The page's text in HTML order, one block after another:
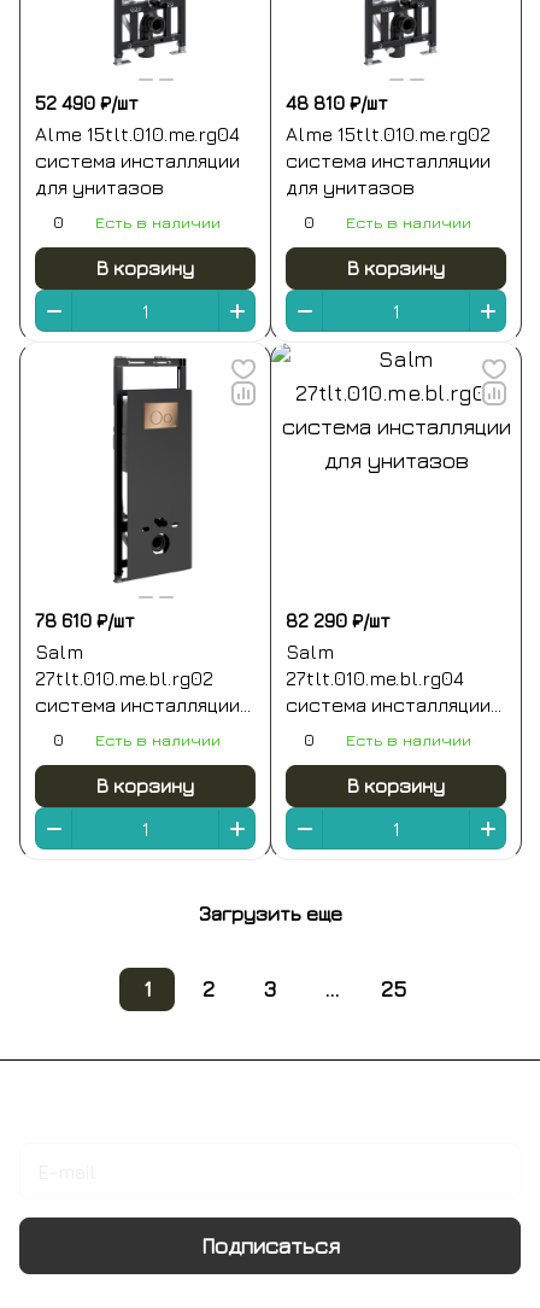
52 490 ₽/шт
Alme 15tlt.010.me.rg04
система инсталляции
для унитазов
0 Есть в наличии
В корзину
48 810 ₽/шт
Alme 15tlt.010.me.rg02
система инсталляции
для унитазов
0 Есть в наличии
В корзину
78 610 ₽/шт
Salm
27tlt.010.me.bl.rg02
система инсталляции
для унитазов
0 Есть в наличии
В корзину
82 290 ₽/шт
Salm
27tlt.010.me.bl.rg04
система инсталляции
для унитазов
0 Есть в наличии
В корзину
Загрузить еще
1 2 3 ... 25
Подписаться